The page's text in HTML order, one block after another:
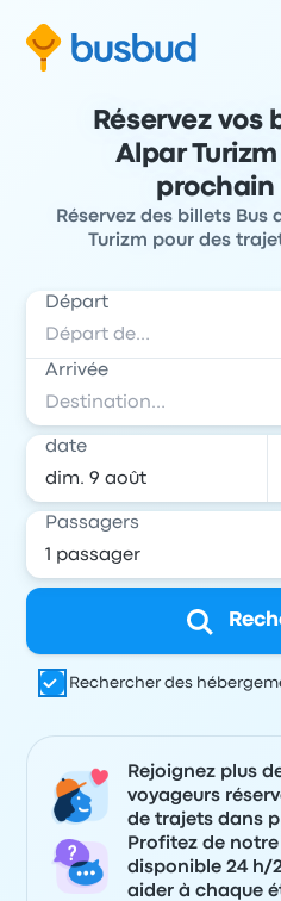
Réservez vos
Alpar
prochain
Réservez des billets
Turizm pour des
Départ
Arrivée
date
Passagers
Rechercher des
Rejoignez plus
voyageurs
de trajets dans
Profitez de
disponible 24 h/
aider à chaque